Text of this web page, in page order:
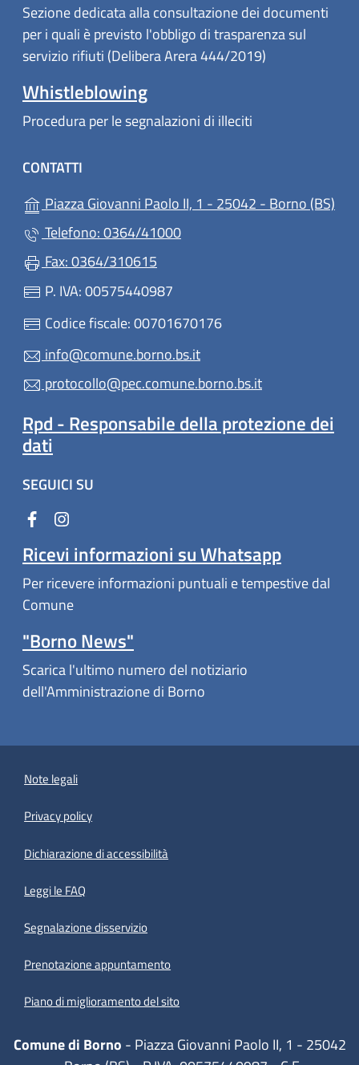
Sezione dedicata alla consultazione dei documenti
per i quali è previsto l'obbligo di trasparenza sul
servizio rifiuti (Delibera Arera 444/2019)
Whistleblowing
Procedura per le segnalazioni di illeciti
CONTATTI
Piazza Giovanni Paolo II, 1 - 25042 - Borno (BS)
Telefono: 0364/41000
Fax: 0364/310615
P. IVA: 00575440987
Codice fiscale: 00701670176
info@comune.borno.bs.it
protocollo@pec.comune.borno.bs.it
Rpd - Responsabile della protezione dei
dati
SEGUICI SU
Ricevi informazioni su Whatsapp
Per ricevere informazioni puntuali e tempestive dal
Comune
"Borno News"
Scarica l'ultimo numero del notiziario
dell'Amministrazione di Borno
Note legali
Privacy policy
Dichiarazione di accessibilità
Leggi le FAQ
Segnalazione disservizio
Prenotazione appuntamento
Piano di miglioramento del sito
Comune di Borno - Piazza Giovanni Paolo II, 1 - 25042